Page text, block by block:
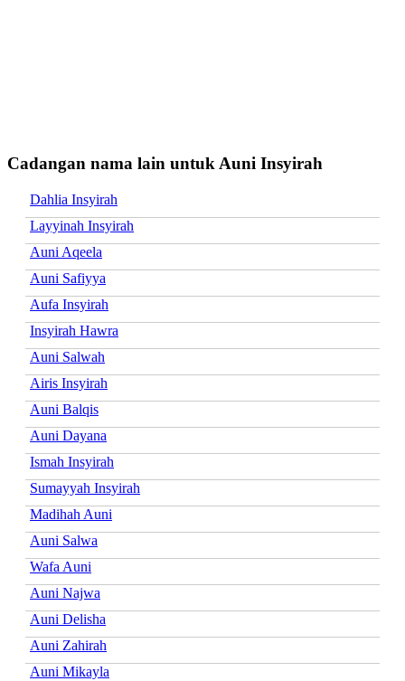
Cadangan nama lain untuk Auni Insyirah
Dahlia Insyirah
Layyinah Insyirah
Auni Aqeela
Auni Safiyya
Aufa Insyirah
Insyirah Hawra
Auni Salwah
Airis Insyirah
Auni Balqis
Auni Dayana
Ismah Insyirah
Sumayyah Insyirah
Madihah Auni
Auni Salwa
Wafa Auni
Auni Najwa
Auni Delisha
Auni Zahirah
Auni Mikayla